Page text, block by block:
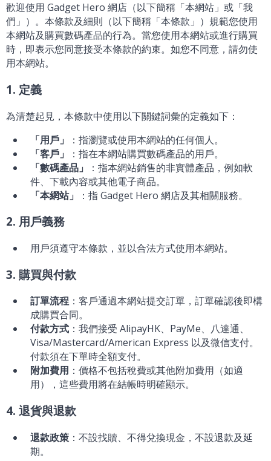
歡迎使用 Gadget Hero 網店（以下簡稱「本網站」或「我
們」）。本條款及細則（以下簡稱「本條款」）規範您使用
本網站及購買數碼產品的行為。當您使用本網站或進行購買
時，即表示您同意接受本條款的約束。如您不同意，請勿使
用本網站。
1. 定義
為清楚起見，本條款中使用以下關鍵詞彙的定義如下：
「用戶」
：指瀏覽或使用本網站的任何個人。
「客戶」
：指在本網站購買數碼產品的用戶。
「數碼產品」
：指本網站銷售的非實體產品，例如軟
件、下載內容或其他電子商品。
「本網站」
：指 Gadget Hero 網店及其相關服務。
2. 用戶義務
用戶須遵守本條款，並以合法方式使用本網站。
3. 購買與付款
訂單流程 ：客戶通過本網站提交訂單，訂單確認後即構
成購買合同。
付款方式 ：我們接受 AlipayHK、PayMe、八達通、
Visa/Mastercard/American Express 以及微信支付。
付款須在下單時全額支付。
附加費用 ：價格不包括稅費或其他附加費用（如適
用），這些費用將在結帳時明確顯示。
4. 退貨與退款
退款政策 ：不設找贖、不得兌換現金，不設退款及延
期。